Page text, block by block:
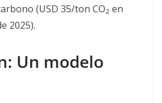
(USD 35/ton CO₂ en
2025).
Un modelo